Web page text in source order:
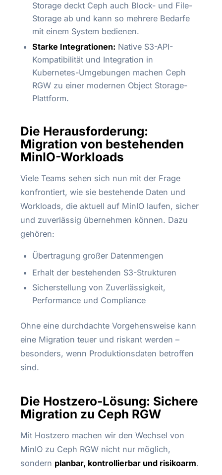
Storage deckt Ceph auch Block- und File-
Storage ab und kann so mehrere Bedarfe
mit einem System bedienen.
Starke Integrationen: Native S3-API-
Kompatibilität und Integration in
Kubernetes-Umgebungen machen Ceph
RGW zu einer modernen Object Storage-
Plattform.
Die Herausforderung:
Migration von bestehenden
MinIO-Workloads
Viele Teams sehen sich nun mit der Frage
konfrontiert, wie sie bestehende Daten und
Workloads, die aktuell auf MinIO laufen, sicher
und zuverlässig übernehmen können. Dazu
gehören:
Übertragung großer Datenmengen
Erhalt der bestehenden S3-Strukturen
Sicherstellung von Zuverlässigkeit,
Performance und Compliance
Ohne eine durchdachte Vorgehensweise kann
eine Migration teuer und riskant werden –
besonders, wenn Produktionsdaten betroffen
sind.
Die Hostzero-Lösung: Sichere
Migration zu Ceph RGW
Mit Hostzero machen wir den Wechsel von
MinIO zu Ceph RGW nicht nur möglich,
sondern planbar, kontrollierbar und risikoarm.